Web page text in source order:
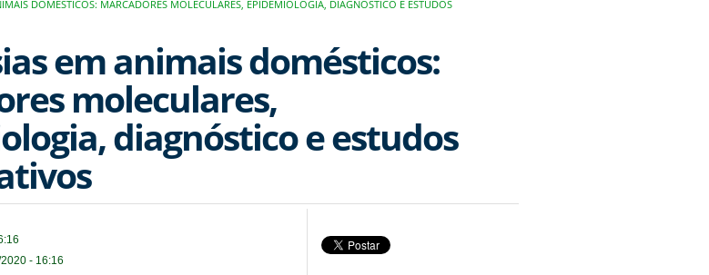
DOMÉSTICOS: MARCADORES MOLECULARES, EPIDEMIOLOGIA, DIAGNÓSTICO E ESTUDOS
em animais domésticos:
moleculares,
diagnóstico e estudos
- 16:16